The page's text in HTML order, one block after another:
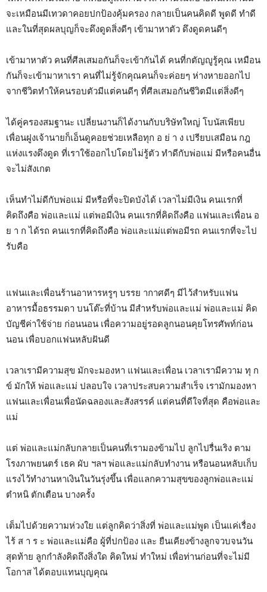
จะเหมือนมีเทวดาคอยปกป้องคุ้มครอง กลายเป็นคนคิดดี พูดดี ทำดี
และในที่สุดผลบุญก็จะดึงดูดสิ่งดีๆ เข้ามาหาตัว ดึงดูดคนดีๆ
เข้ามาหาตัว คนที่ศีลเสมอกันก็จะเข้ากันได้ คนที่กตัญญูรู้คุณ เหมือน
กันก็จะเข้ามาหาเรา คนที่ไม่รู้จักคุณคนก็จะค่อยๆ ห่างหายออกไป
จากชีวิตทำให้คนรอบตัวมีแต่คนดีๆ ที่ศีลเสมอกันชีวิตมีแต่สิ่งดีๆ
ได้คู่ครองสมฐานะ เปลี่ยนงานก็ได้งานกับบริษัทใหญ่ โบนัสเพียบ
เพื่อนฝูงเจ้านายก็เอ็นดูคอยช่วยเหลือทุก อ ย่ า ง เปรียบเสมือน กฎ
แห่งแรงดึงดูด ที่เราใช้ออกไปโดยไม่รู้ตัว ทำดีกับพ่อแม่ มีหรือคนอื่น
จะไม่สังเกต
เห็นทำไม่ดีกับพ่อแม่ มีหรือที่จะปิดบังได้ เวลาไม่มีเงิน คนแรกที่
คิดถึงคือ พ่อและแม่ แต่พอมีเงิน คนแรกที่คิดถึงคือ แฟนและเพื่อน อ
ย า ก ได้รถ คนแรกที่คิดถึงคือ พ่อและแม่แต่พอมีรถ คนแรกที่จะไป
รับคือ
แฟนและเพื่อนร้านอาหารหรูๆ บรรย ากาศดีๆ มีไว้สำหรับแฟน
อาหารมื้อธรรมดา บนโต๊ะที่บ้าน มีสำหรับพ่อและแม่ พ่อและแม่ คิด
บัญชีค่าใช้จ่าย ก่อนนอน เพื่อความอยู่รอดลูกนอนคุยโทรศัพท์ก่อน
นอน เพื่อบอกแฟนหลับฝันดี
เวลาเรามีความสุข มักจะมองหา แฟนและเพื่อน เวลาเรามีความ ทุ ก
ข์ มักให้ พ่อและแม่ ปลอบใจ เวลาประสบความสำเร็จ เรามักมองหา
แฟนและเพื่อนเพื่อนัดฉลองและสังสรรค์ แต่คนที่ดีใจที่สุด คือพ่อและ
แม่
แต่ พ่อและแม่กลับกลายเป็นคนที่เรามองข้ามไป ลูกไปรื่นเริง ตาม
โรงภาพยนตร์ เธค ผับ ฯลฯ พ่อและแม่กลับทำงาน หรือนอนหลับเก็บ
แรงไว้ทำงานหาเงินในวันรุ่งขึ้น เพื่อแลกความสุขของลูกพ่อและแม่
ตำหนิ ตักเตือน บางครั้ง
เต็มไปด้วยความห่วงใย แต่ลูกคิดว่าสิ่งที่ พ่อและแม่พูด เป็นแค่เรื่อง
ไร้ ส า ร ะ พ่อและแม่คือ ผู้ที่ปกป้อง และ ยืนเคียงข้างลูกจวบจนวัน
สุดท้าย ลูกกำลังคิดถึงสิ่งใด คิดใหม่ ทำใหม่ เพื่อท่านก่อนที่จะไม่มี
โอกาส ได้ตอบแทนบุญคุณ